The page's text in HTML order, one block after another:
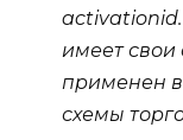
имеет свои
применен в
схемы